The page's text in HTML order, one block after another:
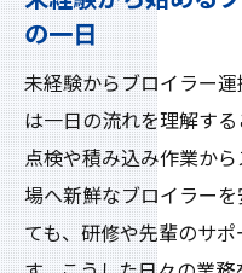
の一日
未経験からブロイラー
は一日の流れを理解す
点検や積み込み作業か
場へ新鮮なブロイラー
ても、研修や先輩のサ